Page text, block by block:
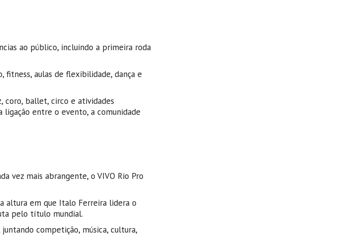
ao público, incluindo a primeira roda
fitness, aulas de flexibilidade, dança e
coro, ballet, circo e atividades
entre o evento, a comunidade
vez mais abrangente, o VIVO Rio Pro
altura em que Italo Ferreira lidera o
pelo título mundial.
competição, música, cultura,